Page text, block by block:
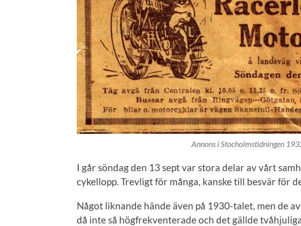
Annons i Stocholmstidningen
I går söndag den 13 sept var stora delar av vårt
cykellopp. Trevligt för många, kanske till besvär för
Något liknande hände även på 1930-talet, men de
då inte så högfrekventerade och det gällde